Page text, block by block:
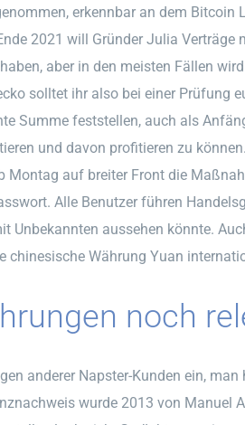
erkennbar an dem Bitcoin
2021 will Gründer Julia Verträge
aber in den meisten Fällen
solltet ihr also bei einer Prüfung
Summe feststellen, auch als
und davon profitieren zu
Montag auf breiter Front die
Alle Benutzer führen
aussehen könnte.
Währung Yuan
noch
anderer Napster-Kunden ein, man
wurde 2013 von Manuel